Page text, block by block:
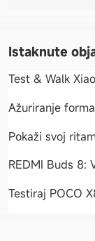
Istaknute
Test & Walk
Ažuriranje
Pokaži svoj
REDMI Buds 8:
Testiraj POCO